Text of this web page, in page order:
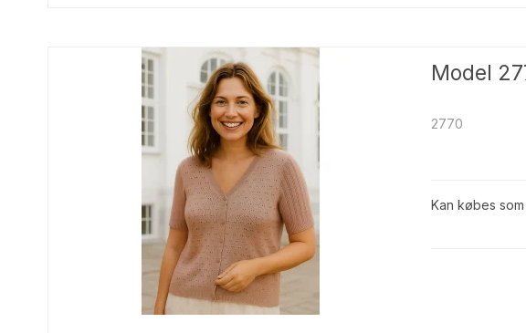
Model
2770
Kan købes